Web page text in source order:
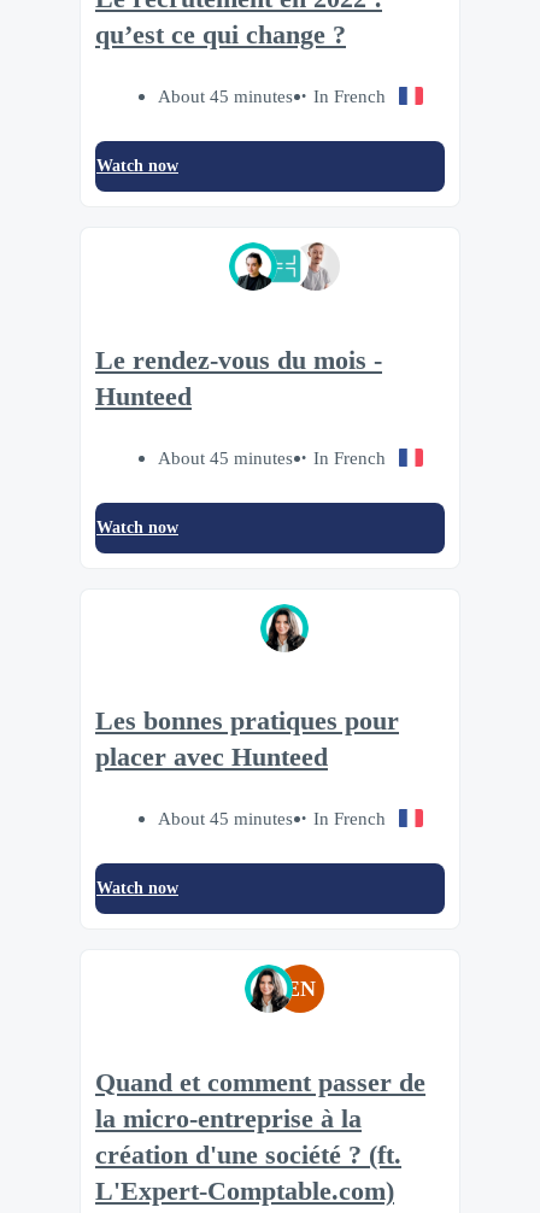
qu’est ce qui change ?
About 45 minutes In French
Watch now
Le rendez-vous du mois -
Hunteed
About 45 minutes In French
Watch now
Les bonnes pratiques pour
placer avec Hunteed
About 45 minutes In French
Watch now
EN
Quand et comment passer de
la micro-entreprise à la
création d'une société ? (ft.
L'Expert-Comptable.com)